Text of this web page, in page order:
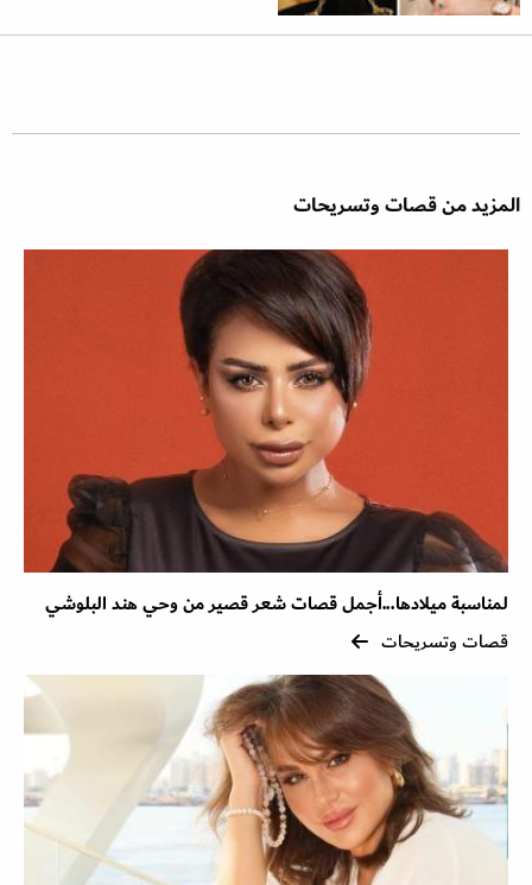
المزيد من قصات وتسريحات
لمناسبة ميلادها...أجمل قصات شعر قصير من وحي هند البلوشي
قصات وتسريحات